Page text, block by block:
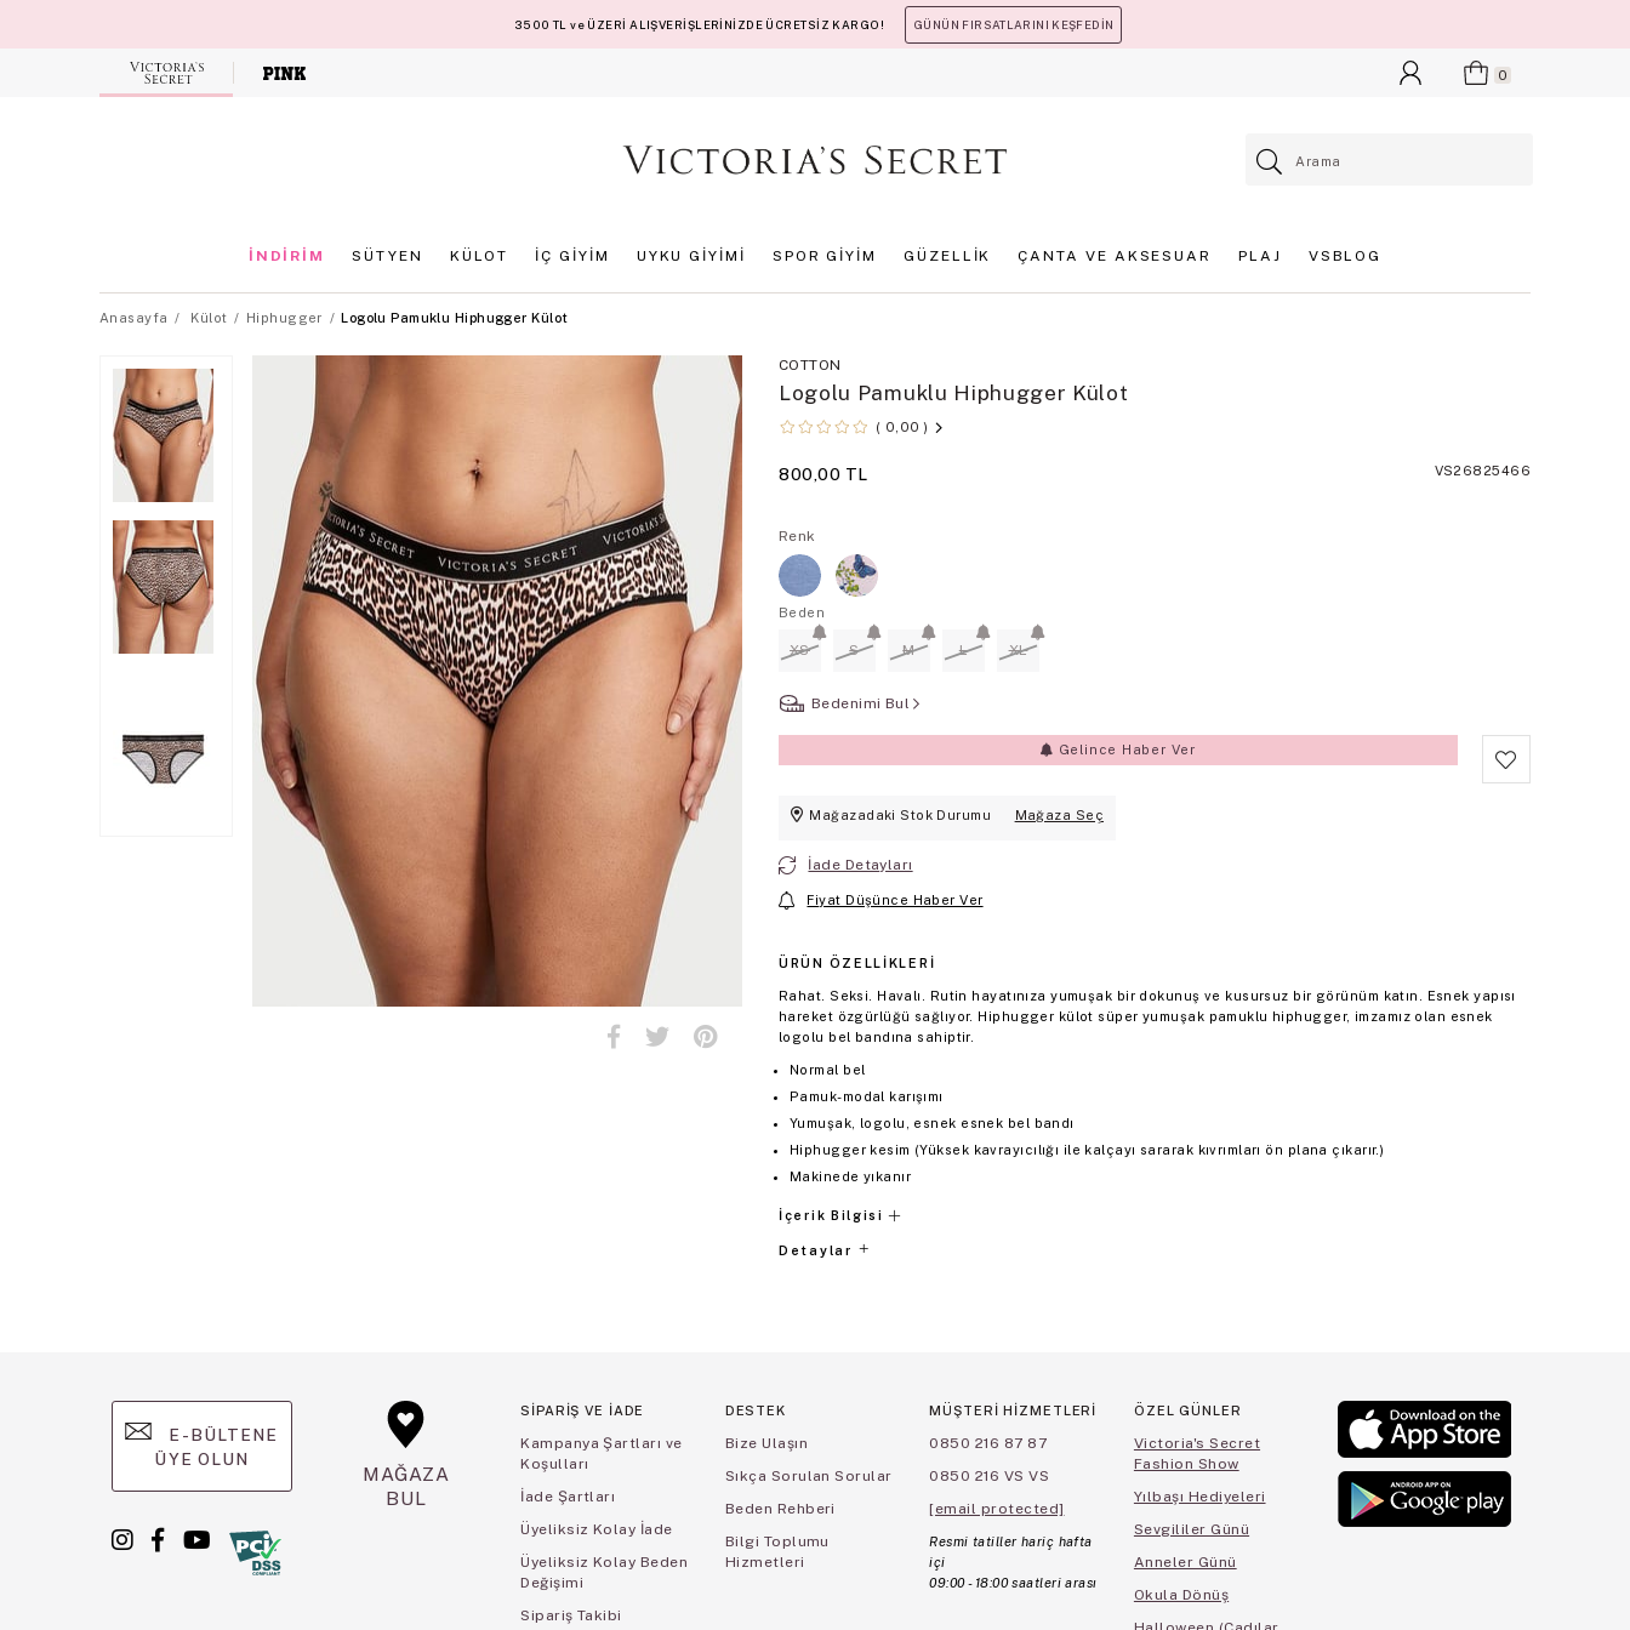
3500 TL ve ÜZERİ ALIŞVERİŞLERİNİZDE ÜCRETSİZ KARGO! GÜNÜN FIRSATLARINI KEŞFEDİN
Victoria's
Secret
0
İNDİRİM SÜTYEN KÜLOT İÇ GİYİM UYKU GİYİMİ SPOR GİYİM GÜZELLİK ÇANTA VE AKSESUAR PLAJ VSBLOG
Anasayfa Külot Hiphugger Logolu Pamuklu Hiphugger Külot
COTTON
Logolu Pamuklu Hiphugger Külot
0,00
800,00 TL VS26825466
Renk
Beden
XS S M L XL
Bedenimi Bul
Gelince Haber Ver
Mağazadaki Stok Durumu Mağaza Seç
İade Detayları
Fiyat Düşünce Haber Ver
ÜRÜN ÖZELLIKLERI
Rahat. Seksi. Havalı. Rutin hayatınıza yumuşak bir dokunuş ve kusursuz bir görünüm katın. Esnek yapısı
hareket özgürlüğü sağlıyor. Hiphugger külot süper yumuşak pamuklu hiphugger, imzamız olan esnek
logolu bel bandına sahiptir.
Normal bel
Pamuk-modal karışımı
Yumuşak, logolu, esnek esnek bel bandı
Hiphugger kesim (Yüksek kavrayıcılığı ile kalçayı sararak kıvrımları ön plana çıkarır.)
Makinede yıkanır
İçerik Bilgisi
Detaylar
E-BÜLTENE
ÜYE OLUN
MAĞAZA
BUL
SİPARİŞ VE İADE
Kampanya Şartları ve
Koşulları
İade Şartları
Üyeliksiz Kolay İade
Üyeliksiz Kolay Beden
Değişimi
Sipariş Takibi
DESTEK
Bize Ulaşın
Sıkça Sorulan Sorular
Beden Rehberi
Bilgi Toplumu
Hizmetleri
MÜŞTERİ HİZMETLERİ
0850 216 87 87
0850 216 VS VS
[email protected]
Resmi tatiller hariç hafta
içi
09:00 - 18:00 saatleri arası
ÖZEL GÜNLER
Victoria's Secret
Fashion Show
Yılbaşı Hediyeleri
Sevgililer Günü
Anneler Günü
Okula Dönüş